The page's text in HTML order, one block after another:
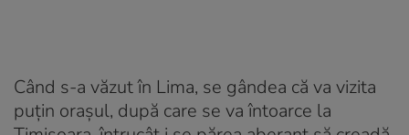
Când s-a văzut în Lima, se gândea că va vizita
puțin orașul, după care se va întoarce la